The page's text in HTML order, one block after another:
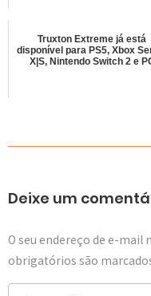
Truxton Extreme já está
disponível para PS5, Xbox
X|S, Nintendo Switch 2 e
Deixe um
O seu endereço de e-mail
obrigatórios são